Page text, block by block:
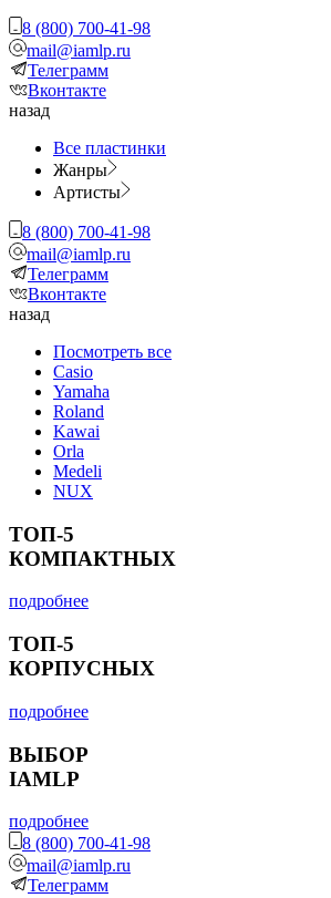
8 (800) 700-41-98
mail@iamlp.ru
Телеграмм
Вконтакте
назад
Все пластинки
Жанры
Артисты
8 (800) 700-41-98
mail@iamlp.ru
Телеграмм
Вконтакте
назад
Посмотреть все
Casio
Yamaha
Roland
Kawai
Orla
Medeli
NUX
ТОП-5
КОМПАКТНЫХ
подробнее
ТОП-5
КОРПУСНЫХ
подробнее
ВЫБОР
IAMLP
подробнее
8 (800) 700-41-98
mail@iamlp.ru
Телеграмм